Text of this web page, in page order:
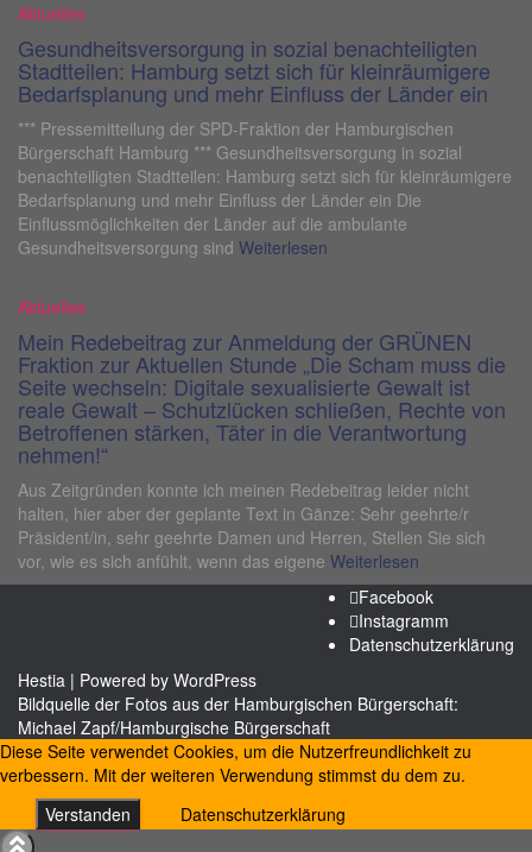
Aktuelles
Gesundheitsversorgung in sozial benachteiligten
Stadtteilen: Hamburg setzt sich für kleinräumigere
Bedarfsplanung und mehr Einfluss der Länder ein
*** Pressemitteilung der SPD-Fraktion der Hamburgischen
Bürgerschaft Hamburg *** Gesundheitsversorgung in sozial
benachteiligten Stadtteilen: Hamburg setzt sich für kleinräumigere
Bedarfsplanung und mehr Einfluss der Länder ein Die
Einflussmöglichkeiten der Länder auf die ambulante
Gesundheitsversorgung sind Weiterlesen
Aktuelles
Mein Redebeitrag zur Anmeldung der GRÜNEN
Fraktion zur Aktuellen Stunde „Die Scham muss die
Seite wechseln: Digitale sexualisierte Gewalt ist
reale Gewalt – Schutzlücken schließen, Rechte von
Betroffenen stärken, Täter in die Verantwortung
nehmen!“
Aus Zeitgründen konnte ich meinen Redebeitrag leider nicht
halten, hier aber der geplante Text in Gänze: Sehr geehrte/r
Präsident/in, sehr geehrte Damen und Herren, Stellen Sie sich
vor, wie es sich anfühlt, wenn das eigene Weiterlesen
Facebook
Instagramm
Datenschutzerklärung
Hestia | Powered by WordPress
Bildquelle der Fotos aus der Hamburgischen Bürgerschaft:
Michael Zapf/Hamburgische Bürgerschaft
Diese Seite verwendet Cookies, um die Nutzerfreundlichkeit zu
verbessern. Mit der weiteren Verwendung stimmst du dem zu.
Verstanden
Datenschutzerklärung